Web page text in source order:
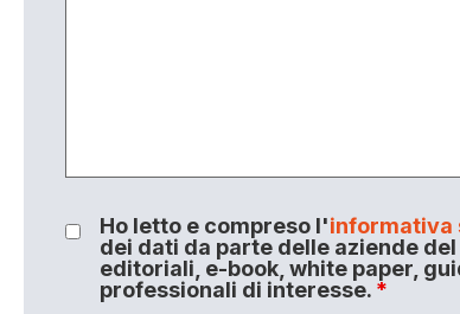
Ho letto e compreso l'informativa
dei dati da parte delle aziende
editoriali, e-book, white paper,
professionali di interesse. *